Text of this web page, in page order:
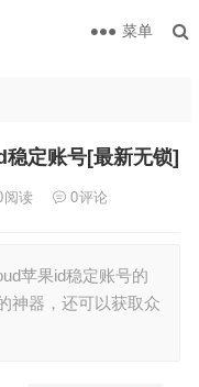
菜单
定账号[最新无锁]
阅读 0评论
苹果id稳定账号的
神器，还可以获取众